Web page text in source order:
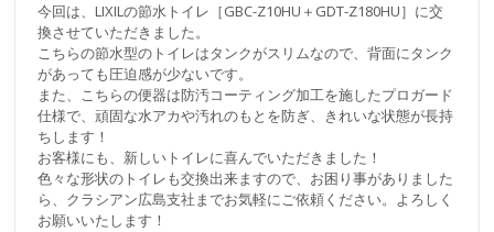
今回は、LIXILの節水トイレ［GBC-Z10HU＋GDT-Z180HU］に交
換させていただきました。
こちらの節水型のトイレはタンクがスリムなので、背面にタンク
があっても圧迫感が少ないです。
また、こちらの便器は防汚コーティング加工を施したプロガード
仕様で、頑固な水アカや汚れのもとを防ぎ、きれいな状態が長持
ちします！
お客様にも、新しいトイレに喜んでいただきました！
色々な形状のトイレも交換出来ますので、お困り事がありました
ら、クラシアン広島支社までお気軽にご依頼ください。よろしく
お願いいたします！